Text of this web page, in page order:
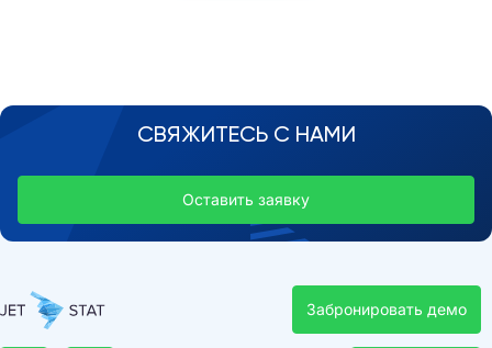
СВЯЖИТЕСЬ С НАМИ
Оставить заявку
Забронировать демо